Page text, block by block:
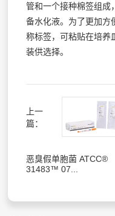
管和一个接种棉签组成
备水化液。为了更加方
称标签，可粘贴在培养
装供选择。
上一
篇：
恶臭假单胞菌 ATCC®
31483™ 07...